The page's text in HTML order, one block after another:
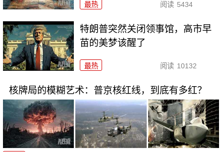
最热 阅读 5434
特朗普突然关闭领事馆，高市早
苗的美梦该醒了
最热 阅读 10132
核牌局的模糊艺术：普京核红线，到底有多红？